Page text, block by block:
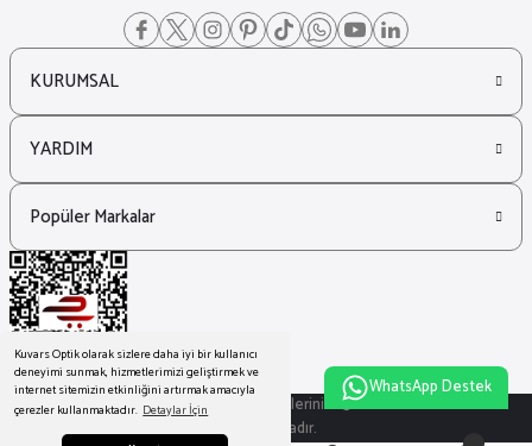
Kuvars Optik olarak sizlere daha iyi bir kullanıcı
deneyimi sunmak, hizmetlerimizi geliştirmek ve
internet sitemizin etkinliğini artırmak amacıyla
çerezler kullanmaktadır. Detaylar İçin
KURUMSAL
YARDIM
Popüler Markalar
© Tüm Hakları Saklıdır. Kredi kartı bilgileriniz 256bit SSL sertifikası ile
korunmaktadır.
WhatsApp Destek